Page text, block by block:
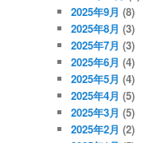
2025年9月 (8)
2025年8月 (3)
2025年7月 (3)
2025年6月 (4)
2025年5月 (4)
2025年4月 (5)
2025年3月 (5)
2025年2月 (2)